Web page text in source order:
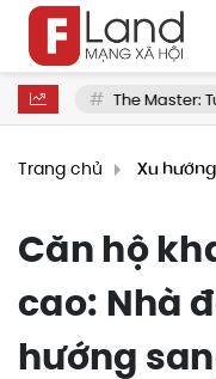
The Master: Tư
Trang chủ Xu hướng
Căn hộ
cao: Nhà
hướng